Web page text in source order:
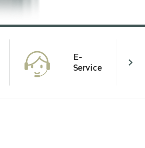
E-
Service